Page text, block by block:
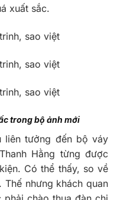
xuất sắc.
trong bộ ảnh mới
liên tưởng đến bộ váy
Hằng từng được
Có thể thấy, so về
nhưng khách quan